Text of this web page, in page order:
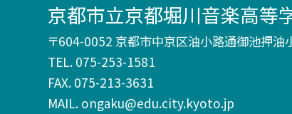
京都市立京都堀川音楽高等
〒604-0052 京都市中京区油小路通御池押油
TEL. 075-253-1581
FAX. 075-213-3631
MAIL. ongaku@edu.city.kyoto.jp